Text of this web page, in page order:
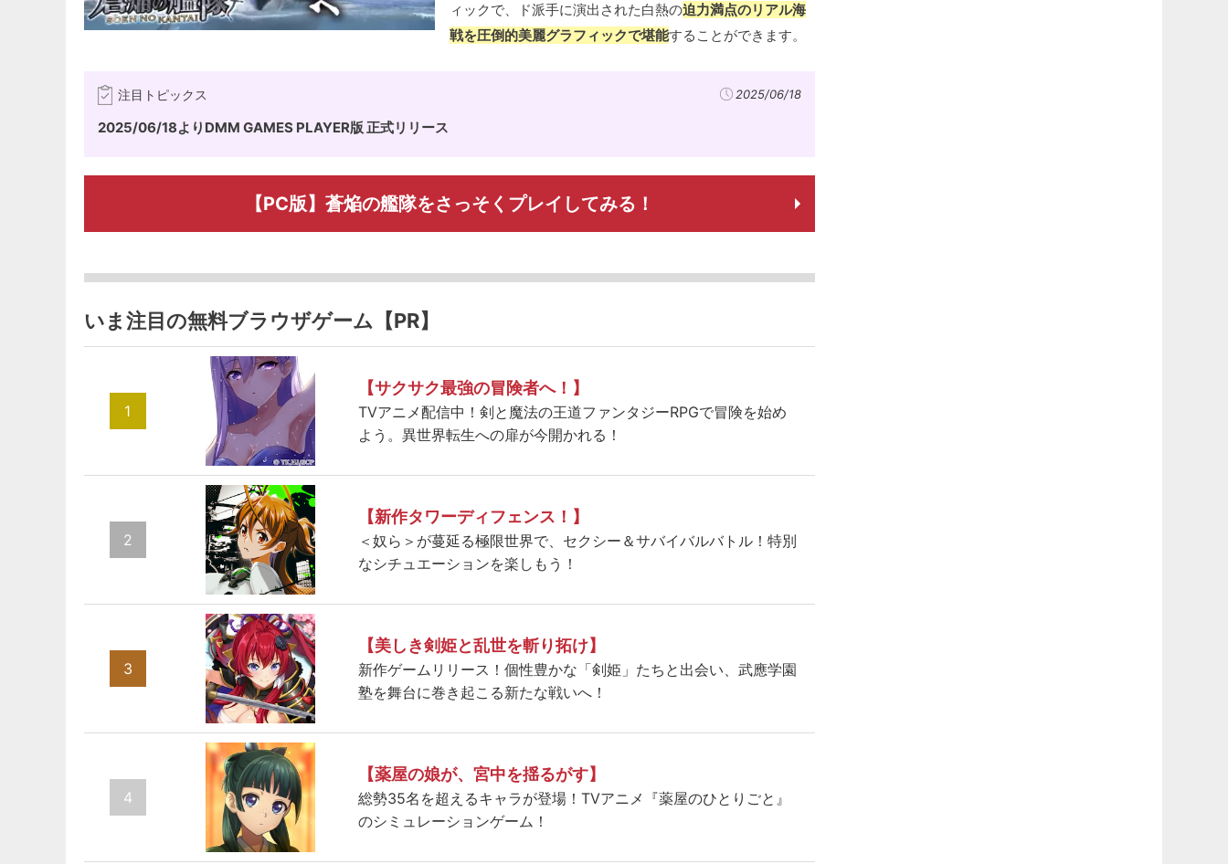
ィックで、ド派手に演出された白熱の迫力満点のリアル海
戦を圧倒的美麗グラフィックで堪能することができます。
注目トピックス 2025/06/18
2025/06/18よりDMM GAMES PLAYER版 正式リリース
【PC版】蒼焔の艦隊をさっそくプレイしてみる！
いま注目の無料ブラウザゲーム【PR】
1
【サクサク最強の冒険者へ！】
TVアニメ配信中！剣と魔法の王道ファンタジーRPGで冒険を始め
よう。異世界転生への扉が今開かれる！
2
【新作タワーディフェンス！】
＜奴ら＞が蔓延る極限世界で、セクシー＆サバイバルバトル！特別
なシチュエーションを楽しもう！
3
【美しき剣姫と乱世を斬り拓け】
新作ゲームリリース！個性豊かな「剣姫」たちと出会い、武應学園
塾を舞台に巻き起こる新たな戦いへ！
4
【薬屋の娘が、宮中を揺るがす】
総勢35名を超えるキャラが登場！TVアニメ『薬屋のひとりごと』
のシミュレーションゲーム！